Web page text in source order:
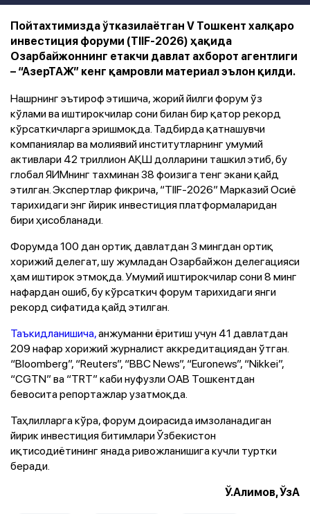
Пойтахтимизда ўтказилаётган V Тошкент халқаро
инвестиция форуми (TIIF-2026) ҳақида
Озарбайжоннинг етакчи давлат ахборот агентлиги
– “АзерТАЖ” кенг қамровли материал эълон қилди.
Нашрнинг эътироф этишича, жорий йилги форум ўз
кўлами ва иштирокчилар сони билан бир қатор рекорд
кўрсаткичларга эришмоқда. Тадбирда қатнашувчи
компаниялар ва молиявий институтларнинг умумий
активлари 42 триллион АҚШ долларини ташкил этиб, бу
глобал ЯИМнинг тахминан 38 фоизига тенг экани қайд
этилган. Экспертлар фикрича, “TIIF-2026” Марказий Осиё
тарихидаги энг йирик инвестиция платформаларидан
бири ҳисобланади.
Форумда 100 дан ортиқ давлатдан 3 мингдан ортиқ
хорижий делегат, шу жумладан Озарбайжон делегацияси
ҳам иштирок этмоқда. Умумий иштирокчилар сони 8 минг
нафардан ошиб, бу кўрсаткич форум тарихидаги янги
рекорд сифатида қайд этилган.
Таъкидланишича,анжуманни ёритиш учун 41 давлатдан
209 нафар хорижий журналист аккредитациядан ўтган.
“Bloomberg”, “Reuters”, “BBC News”, “Euronews”, “Nikkei”,
“CGTN” ва “TRT” каби нуфузли ОАВ Тошкентдан
бевосита репортажлар узатмоқда.
Таҳлилларга кўра, форум доирасида имзоланадиган
йирик инвестиция битимлари Ўзбекистон
иқтисодиётининг янада ривожланишига кучли туртки
беради.
Ў.Алимов, ЎзА